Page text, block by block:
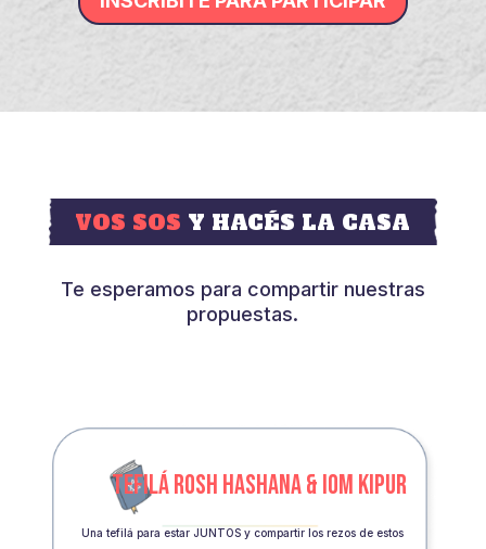
VOS SOS Y HACÉS LA CASA
Te esperamos para compartir nuestras
propuestas.
TEFILÁ ROSH HASHANA & IOM KIPUR
Una tefilá para estar JUNTOS y compartir los rezos de estos